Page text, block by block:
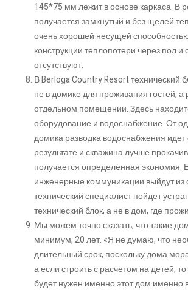
145*75 мм лежит в основе каркаса. В
получается замкнутый и без щелей
очень хорошей несущей
конструкции теплопотери через пол
отсутствуют.
В Berloga Country Resort технический
не в домике для проживания гостей, а
отдельном помещении. Здесь
оборудование и водоснабжение. От
домика разводка водоснабжения
результате и скважина лучше
получается определенная экономия.
инженерные коммуникации выйдут из
технический специалист пойдет
технический блок, а не в дом, где
Мы можем точно сказать, что такие
минимум, 20 лет. «Я не думаю, что
длительный срок, поскольку дома
а если строить с расчетом на детей,
будет нужен именно этот дом именно